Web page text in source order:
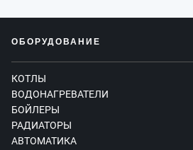
ОБОРУДОВАНИЕ
КОТЛЫ
ВОДОНАГРЕВАТЕЛИ
БОЙЛЕРЫ
РАДИАТОРЫ
АВТОМАТИКА